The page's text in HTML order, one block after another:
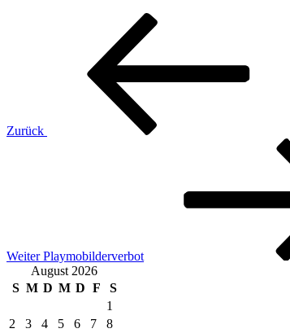
Beitragsnavigation
Zurück
Weiter Playmobilderverbot
August 2026
S M D M D F
S
1
2
3 4 5 6 7
8